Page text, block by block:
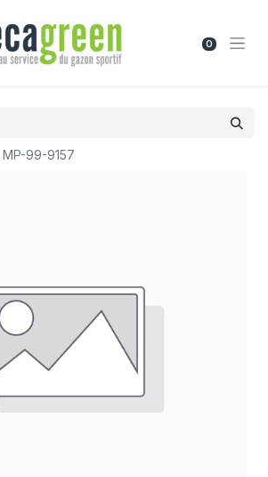
0
MP-99-9157